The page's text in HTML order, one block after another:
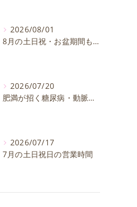
2026/08/01
8月の土日祝・お盆期間も通常通り営業いたします
2026/07/20
肥満が招く糖尿病・動脈硬化のリスクとは？30代40代男性が今すぐ始めたい予防法を徹底解説
2026/07/17
7月の土日祝日の営業時間